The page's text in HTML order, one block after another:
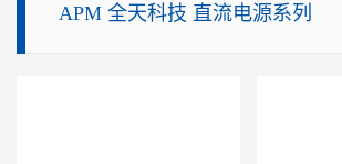
APM 全天科技 直流电源系列